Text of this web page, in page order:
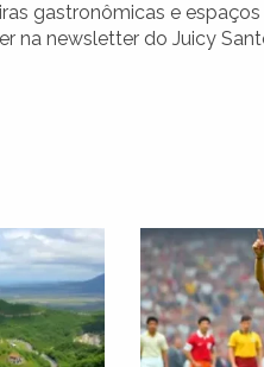
gastronômicas e
na newsletter do Juicy